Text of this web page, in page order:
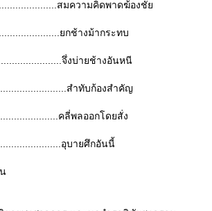
สมความคิดพาดฆ้องชั
ยกช้างม้ากระทบ
จึ่งบ่ายช้างอันหนี
สำทับก้องสำคัญ
คลี่พลออกโดยสั่ง
อุบายศึกอันนี้